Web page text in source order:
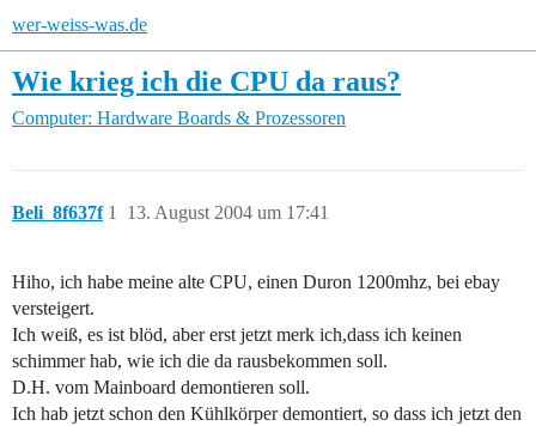
wer-weiss-was.de
Wie krieg ich die CPU da raus?
Computer: Hardware Boards & Prozessoren
Beli_8f637f 13. August 2004 um 17:41
1
Hiho, ich habe meine alte CPU, einen Duron 1200mhz, bei ebay
versteigert.
Ich weiß, es ist blöd, aber erst jetzt merk ich,dass ich keinen
schimmer hab, wie ich die da rausbekommen soll.
D.H. vom Mainboard demontieren soll.
Ich hab jetzt schon den Kühlkörper demontiert, so dass ich jetzt den